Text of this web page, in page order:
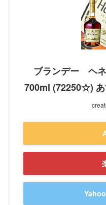
ブランデー ヘ
700ml (72250☆)